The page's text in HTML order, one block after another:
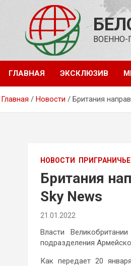
содержимому
ВОЕННО-
ГЛАВНАЯ ЭКСКЛЮЗИВ
Главная Новости Британия
НОВОСТИ ПРИГРАНИЧЬЕ
Британия
Sky News
21.01.2022
Власти
подразделения
Как передает 20